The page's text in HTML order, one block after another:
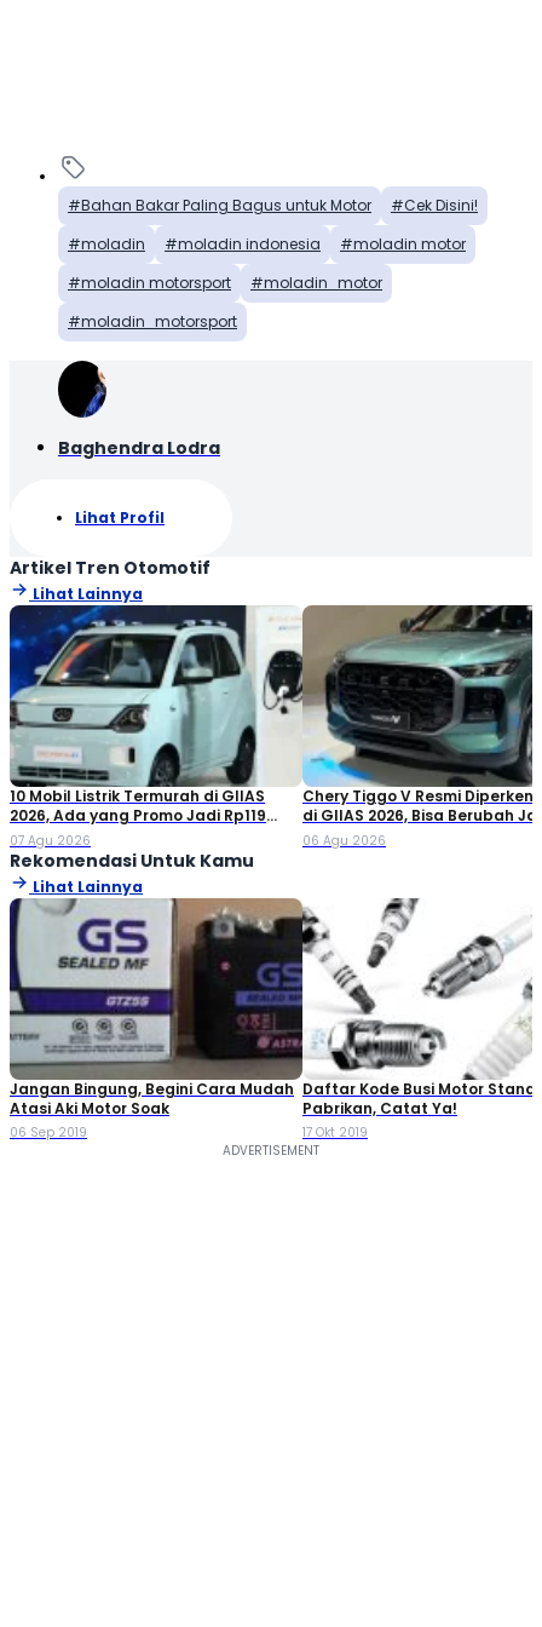
Bahan Bakar Paling Bagus untuk Motor
Cek Disini!
moladin
moladin indonesia
moladin motor
moladin motorsport
moladin_motor
moladin_motorsport
Baghendra Lodra
Lihat Profil
Artikel Tren Otomotif
Lihat Lainnya
10 Mobil Listrik Termurah di GIIAS
2026, Ada yang Promo Jadi Rp119
Jutaan!
07 Agu 2026
Chery Tiggo V Resmi
di GIIAS 2026, Bisa Berubah
Double Cabin
06 Agu 2026
Rekomendasi Untuk Kamu
Lihat Lainnya
Jangan Bingung, Begini Cara Mudah
Atasi Aki Motor Soak
06 Sep 2019
Daftar Kode Busi Motor
Pabrikan, Catat Ya!
17 Okt 2019